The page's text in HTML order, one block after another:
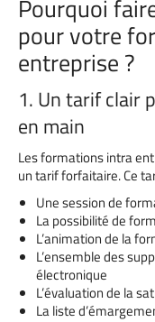
Pourquoi
pour votre
entreprise ?
1. Un tarif clair
en main
Les formations intra
un tarif forfaitaire. Ce
Une session de
La possibilité de
L’animation de la
L’ensemble des
électronique
L’évaluation de la
La liste